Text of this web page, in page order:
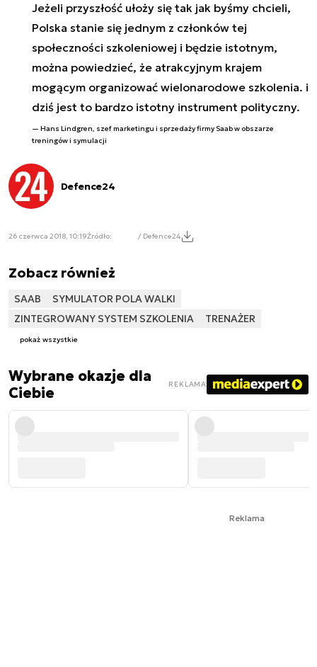
Jeżeli przyszłość ułoży się tak jak byśmy chcieli,
Polska stanie się jednym z członków tej
społeczności szkoleniowej i będzie istotnym,
można powiedzieć, że atrakcyjnym krajem
mogącym organizować wielonarodowe szkolenia. i
dziś jest to bardzo istotny instrument polityczny.
Hans Lindgren, szef marketingu i sprzedaży firmy Saab w obszarze
treningów i symulacji
Defence24
26 czerwca 2018, 10:19Źródło: / Defence24
Zobacz również
SAAB
SYMULATOR POLA WALKI
ZINTEGROWANY SYSTEM SZKOLENIA
TRENAŻER
pokaż wszystkie
Wybrane okazje dla
Ciebie
REKLAMA
Reklama